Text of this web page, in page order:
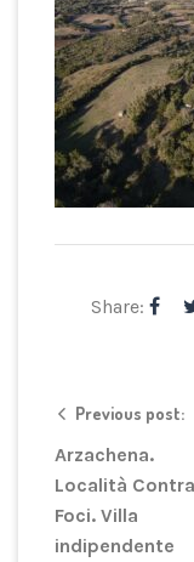
Share:
Previous post:
Arzachena.
Località
Foci. Villa
indipendente